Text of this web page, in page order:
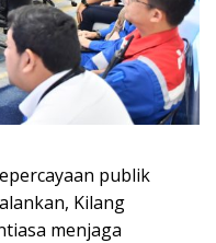
publik
Kilang
menjaga